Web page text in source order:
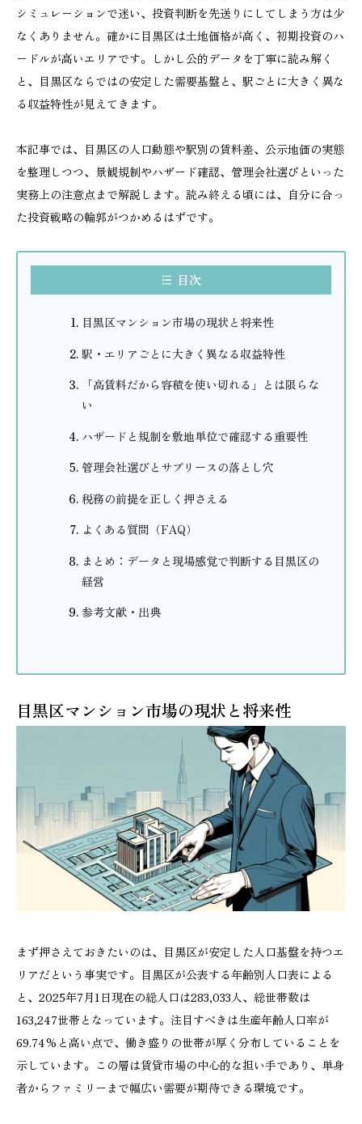
シミュレーションで迷い、投資判断を先送りにしてしまう方は少
なくありません。確かに目黒区は土地価格が高く、初期投資のハ
ードルが高いエリアです。しかし公的データを丁寧に読み解く
と、目黒区ならではの安定した需要基盤と、駅ごとに大きく異な
る収益特性が見えてきます。
本記事では、目黒区の人口動態や駅別の賃料差、公示地価の実態
を整理しつつ、景観規制やハザード確認、管理会社選びといった
実務上の注意点まで解説します。読み終える頃には、自分に合っ
た投資戦略の輪郭がつかめるはずです。
目次
目黒区マンション市場の現状と将来性
駅・エリアごとに大きく異なる収益特性
「高賃料だから容積を使い切れる」とは限らな
い
ハザードと規制を敷地単位で確認する重要性
管理会社選びとサブリースの落とし穴
税務の前提を正しく押さえる
よくある質問（FAQ）
まとめ：データと現場感覚で判断する目黒区の
経営
参考文献・出典
目黒区マンション市場の現状と将来性
まず押さえておきたいのは、目黒区が安定した人口基盤を持つエ
リアだという事実です。目黒区が公表する年齢別人口表による
と、2025年7月1日現在の総人口は283,033人、総世帯数は
163,247世帯となっています。注目すべきは生産年齢人口率が
69.74%と高い点で、働き盛りの世帯が厚く分布していることを
示しています。この層は賃貸市場の中心的な担い手であり、単身
者からファミリーまで幅広い需要が期待できる環境です。